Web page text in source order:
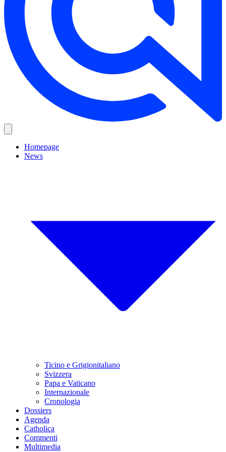
Homepage
News
Ticino e Grigionitaliano
Svizzera
Papa e Vaticano
Internazionale
Cronologia
Dossiers
Agenda
Catholica
Commenti
Multimedia